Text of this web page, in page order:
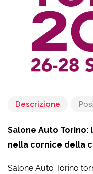
Descrizione
Salone Auto Torino:
nella cornice della
Salone Auto Torino